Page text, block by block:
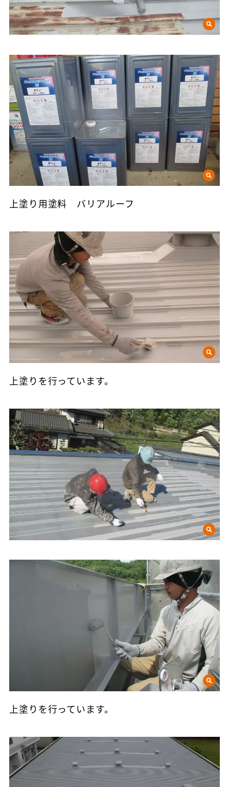
上塗り用塗料 バリアルーフ
上塗りを行っています。
上塗りを行っています。